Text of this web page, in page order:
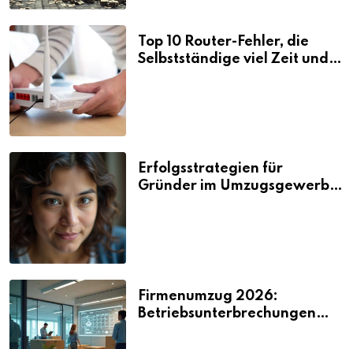
Top 10 Router-Fehler, die
Selbstständige viel Zeit und
Erfolgsstrategien für
Gründer im Umzugsgewerbe
Firmenumzug 2026:
Betriebsunterbrechungen